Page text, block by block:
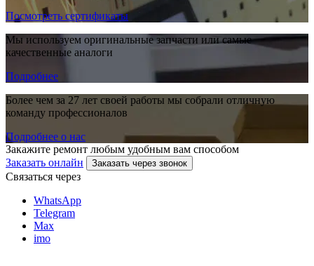
Посмотреть сертификаты
Мы используем оригинальные запчасти или самые
качественные аналоги
Подробнее
Более чем за 27 лет своей работы мы собрали отличную
команду профессионалов
Подробнее о нас
Закажите ремонт любым удобным вам способом
Заказать онлайн
Заказать через звонок
Связаться через
WhatsApp
Telegram
Max
imo